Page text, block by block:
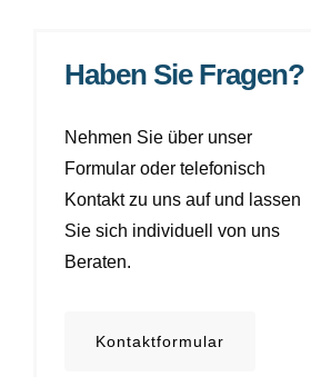
Haben Sie Fragen?
Nehmen Sie über unser
Formular oder telefonisch
Kontakt zu uns auf und lassen
Sie sich individuell von uns
Beraten.
Kontaktformular